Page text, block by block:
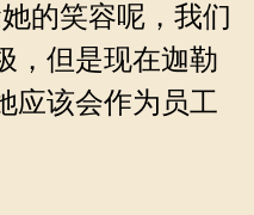
的笑容呢，我们
，但是现在迦勒
应该会作为员工